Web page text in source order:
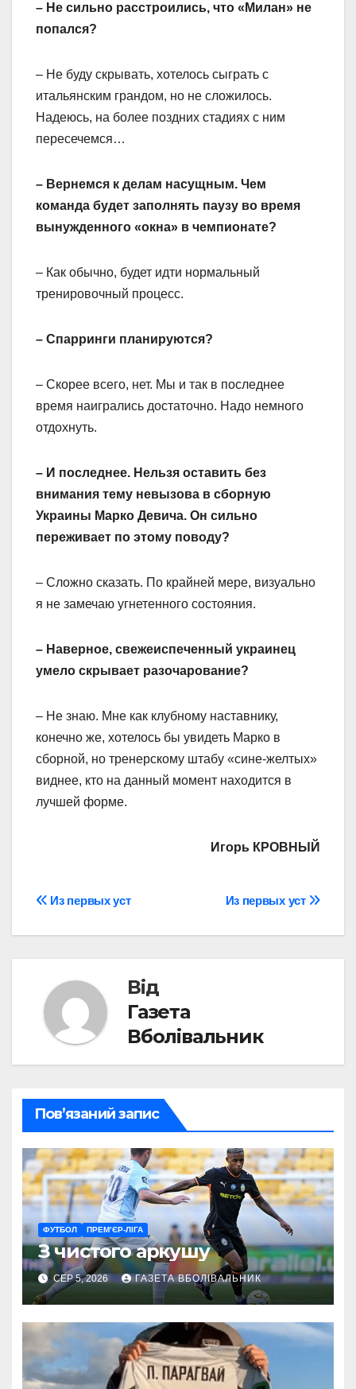
– Не сильно расстроились, что «Милан» не
попался?
– Не буду скрывать, хотелось сыграть с
итальянским грандом, но не сложилось.
Надеюсь, на более поздних стадиях с ним
пересечемся…
– Вернемся к делам насущным. Чем
команда будет заполнять паузу во время
вынужденного «окна» в чемпионате?
– Как обычно, будет идти нормальный
тренировочный процесс.
– Спарринги планируются?
– Скорее всего, нет. Мы и так в последнее
время наигрались достаточно. Надо немного
отдохнуть.
– И последнее. Нельзя оставить без
внимания тему невызова в сборную
Украины Марко Девича. Он сильно
переживает по этому поводу?
– Сложно сказать. По крайней мере, визуально
я не замечаю угнетенного состояния.
– Наверное, свежеиспеченный украинец
умело скрывает разочарование?
– Не знаю. Мне как клубному наставнику,
конечно же, хотелось бы увидеть Марко в
сборной, но тренерскому штабу «сине-желтых»
виднее, кто на данный момент находится в
лучшей форме.
Игорь КРОВНЫЙ
Навігація
записів
Из первых уст
Из первых уст
Від
Газета
Вболівальник
Пов’язаний запис
ФУТБОЛ ПРЕМ’ЄР-ЛІГА
З чистого аркушу
СЕР 5, 2026 ГАЗЕТА ВБОЛІВАЛЬНИК